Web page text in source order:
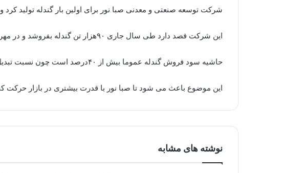
شرکت توسعه صنعتی و معدنی صبا نور برای اولین بار گندله تولید کرد
این شرکت قصد دارد طی سال جاری ۹۰هزار تن گندله بفروشد و در مهر برای اولین بار توانست ۱۵هزار تن تولید و حدود ۷ هزار تن فروش داشته باشد.
حاشیه سود فروش گندله عموما بیش از ۴۰درصد است چون نسبت تبدیل کنسانتره به گندله ۱ به ۱ است در حالی که قیمت گندله دو برابر کنسانتره است.
این موضوع باعث می شود تا صبا نور با قدرت بیشتری در بازار حرکت
نوشته های مشابه